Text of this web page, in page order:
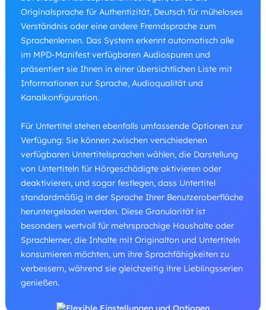
Originalsprache für Authentizität, Deutsch für müheloses
Verständnis oder eine andere Fremdsprache zum
Sprachenlernen. Das System erkennt automatisch alle
im MPD-Manifest verfügbaren Audiospuren und
präsentiert sie Ihnen in einer übersichtlichen Liste mit
Informationen zur Sprache, Audioqualität und
Kanalkonfiguration.
Für Untertitel stehen ebenfalls umfassende Optionen zur
Verfügung: Sie können zwischen verschiedenen
verfügbaren Untertitelsprachen wählen, die Darstellung
von Untertiteln für Hörgeschädigte aktivieren oder
deaktivieren, und sogar festlegen, dass Untertitel
standardmäßig in der Sprache Ihrer Benutzeroberfläche
heruntergeladen werden. Diese Granularität ist
besonders wertvoll für mehrsprachige Haushalte oder
Sprachlerner, die Inhalte mit Originalton und Untertiteln
konsumieren möchten, um ihre Sprachfähigkeiten zu
verbessern, während sie gleichzeitig ihre Lieblingsserien
genießen.